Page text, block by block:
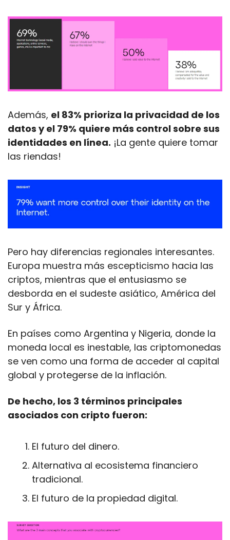
Además, el 83% prioriza la privacidad de los
datos y el 79% quiere más control sobre sus
identidades en línea. ¡La gente quiere tomar
las riendas!
Pero hay diferencias regionales interesantes.
Europa muestra más escepticismo hacia las
criptos, mientras que el entusiasmo se
desborda en el sudeste asiático, América del
Sur y África.
En países como Argentina y Nigeria, donde la
moneda local es inestable, las criptomonedas
se ven como una forma de acceder al capital
global y protegerse de la inflación.
De hecho, los 3 términos principales
asociados con cripto fueron:
El futuro del dinero.
Alternativa al ecosistema financiero
tradicional.
El futuro de la propiedad digital.